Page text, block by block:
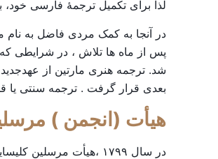
لذا برای تکمیل ترجمۀ فارسی خود، با
در آنجا به کمک مردی فاضل به نام
شد. ترجمه هنری مارتین از
بعدی قرار گرفت . ترجمه سنتی
هیأت ( انجمن )
در سال ۱۷۹۹ ،هیأت